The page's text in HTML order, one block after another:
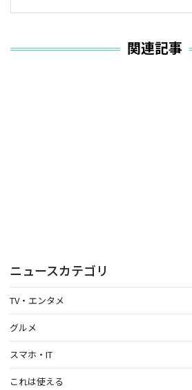
関連記事
ニュースカテゴリ
TV・エンタメ
グルメ
スマホ・IT
これは使える